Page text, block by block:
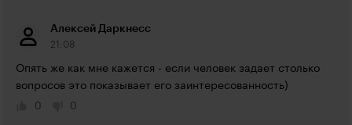
Алексей Даркнесс
21:08
Опять же как мне кажется - если человек задает столько
вопросов это показывает его заинтересованность)
0
0